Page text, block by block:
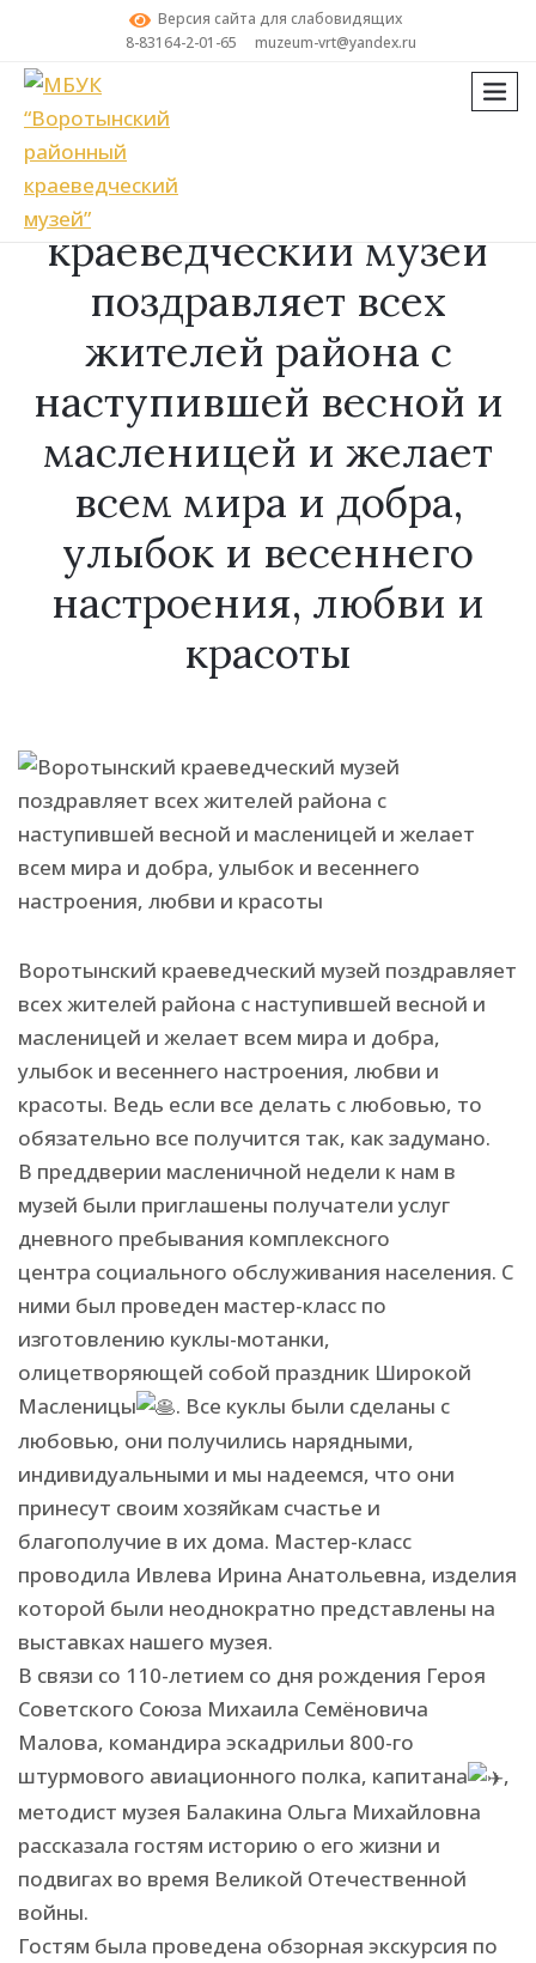
Версия сайта для слабовидящих
8-83164-2-01-65
muzeum-vrt@yandex.ru
Поиск
Воротынский
краеведческий музей
поздравляет всех
жителей района с
наступившей весной и
масленицей и желает
всем мира и добра,
улыбок и весеннего
настроения, любви и
красоты
Воротынский краеведческий музей поздравляет
всех жителей района с наступившей весной и
масленицей и желает всем мира и добра,
улыбок и весеннего настроения, любви и
красоты. Ведь если все делать с любовью, то
обязательно все получится так, как задумано.
В преддверии масленичной недели к нам в
музей были приглашены получатели услуг
дневного пребывания комплексного
центра социального обслуживания населения. С
ними был проведен мастер-класс по
изготовлению куклы-мотанки,
олицетворяющей собой праздник Широкой
Масленицы
. Все куклы были сделаны с
любовью, они получились нарядными,
индивидуальными и мы надеемся, что они
принесут своим хозяйкам счастье и
благополучие в их дома. Мастер-класс
проводила Ивлева Ирина Анатольевна, изделия
которой были неоднократно представлены на
выставках нашего музея.
В связи со 110-летием со дня рождения Героя
Советского Союза Михаила Семёновича
Малова, командира эскадрильи 800-го
штурмового авиационного полка, капитана
,
методист музея Балакина Ольга Михайловна
рассказала гостям историю о его жизни и
подвигах во время Великой Отечественной
войны.
Гостям была проведена обзорная экскурсия по